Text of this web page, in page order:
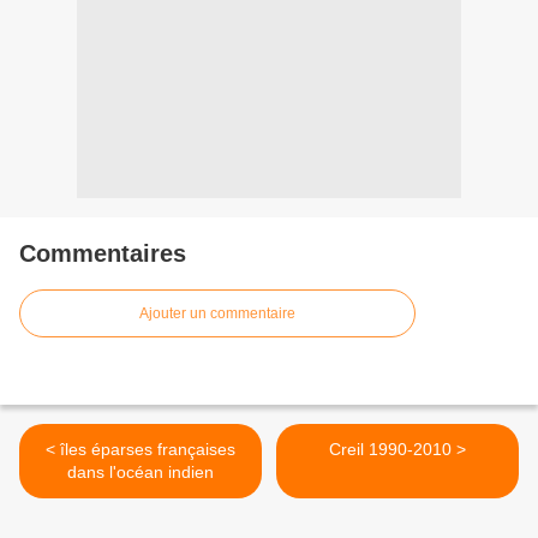
Commentaires
Ajouter un commentaire
< îles éparses françaises
dans l'océan indien
Creil 1990-2010 >